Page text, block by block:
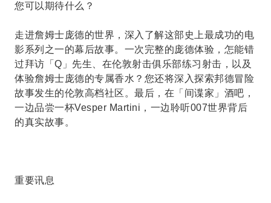
您可以期待什么？
走进詹姆士庞德的世界，深入了解这部史上最成功的电
影系列之一的幕后故事。一次完整的庞德体验，怎能错
过拜访「Q」先生、在伦敦射击俱乐部练习射击，以及
体验詹姆士庞德的专属香水？您还将深入探索邦德冒险
故事发生的伦敦高档社区。最后，在「间谍家」酒吧，
一边品尝一杯Vesper Martini，一边聆听007世界背后
的真实故事。
重要讯息